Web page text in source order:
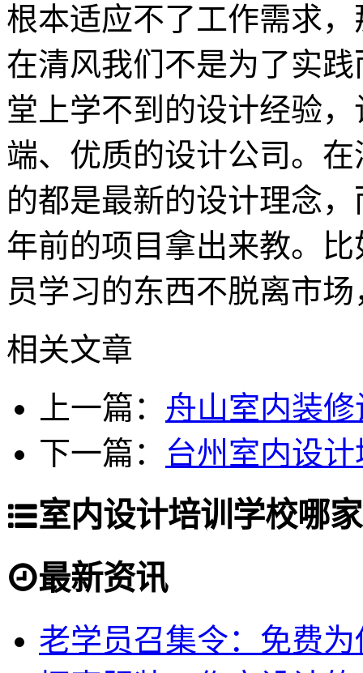
根本适应不了工作需求
在清风我们不是为了实
堂上学不到的设计经验
端、优质的设计公司。
的都是最新的设计理念
年前的项目拿出来教。
员学习的东西不脱离市
相关文章
上一篇： 舟山室内装
下一篇： 台州室内设
室内设计培训学校哪
最新资讯
老学员召集令：免费